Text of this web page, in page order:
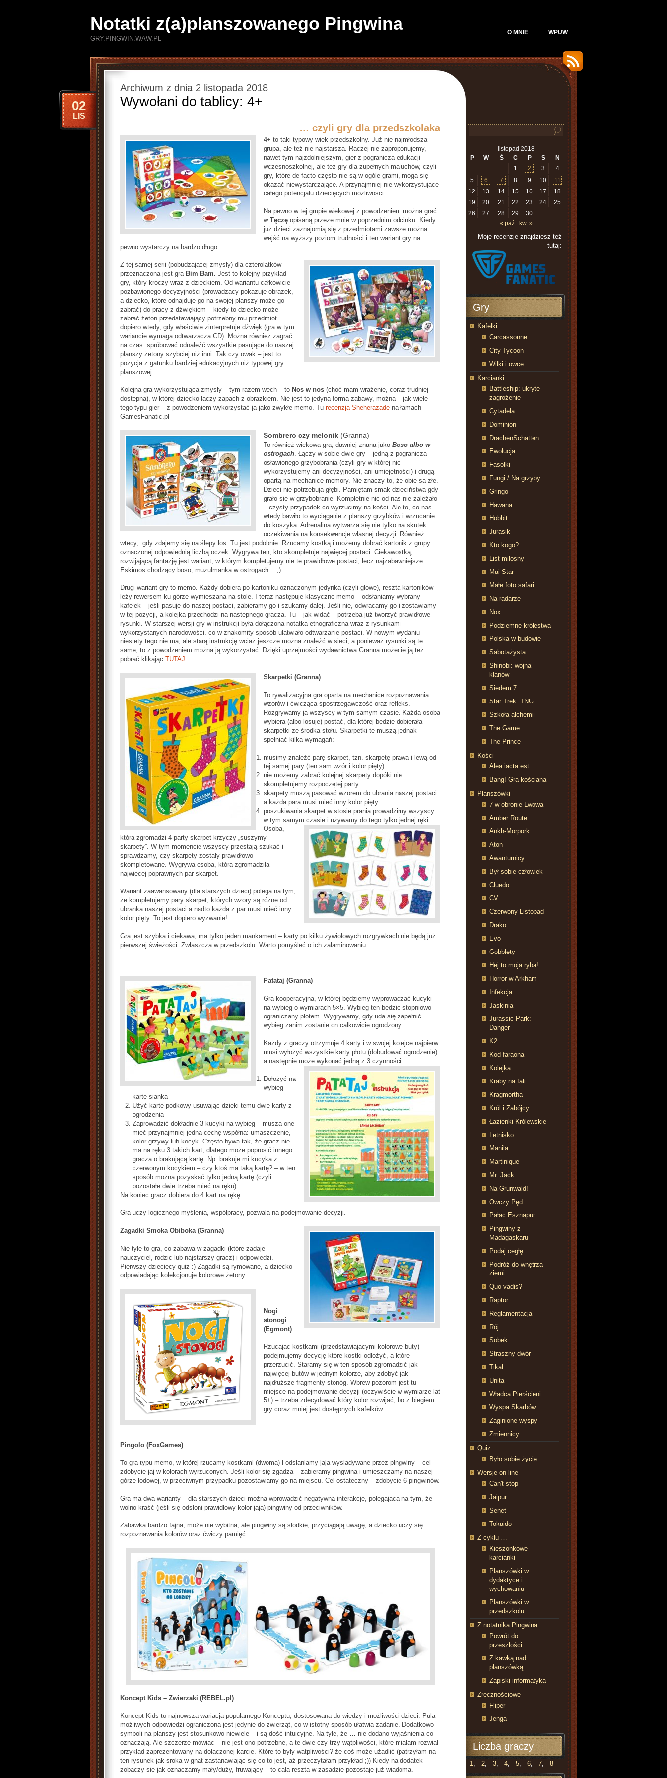
Notatki z(a)planszowanego Pingwina
GRY.PINGWIN.WAW.PL
O MNIE WPUW
Archiwum z dnia 2 listopada 2018
Wywołani do tablicy: 4+
02
LIS
… czyli gry dla przedszkolaka
4+ to taki typowy wiek przedszkolny. Już nie najmłodsza
grupa, ale też nie najstarsza. Raczej nie zaproponujemy,
nawet tym najzdolniejszym, gier z pogranicza edukacji
wczesnoszkolnej, ale też gry dla zupełnych maluchów, czyli
gry, które de facto często nie są w ogóle grami, mogą się
okazać niewystarczające. A przynajmniej nie wykorzystujące
całego potencjału dziecięcych możliwości.
Na pewno w tej grupie wiekowej z powodzeniem można grać
w Tęczę opisaną przeze mnie w poprzednim odcinku. Kiedy
już dzieci zaznajomią się z przedmiotami zawsze można
wejść na wyższy poziom trudności i ten wariant gry na
pewno wystarczy na bardzo długo.
Z tej samej serii (pobudzającej zmysły) dla czterolatków
przeznaczona jest gra Bim Bam. Jest to kolejny przykład
gry, który kroczy wraz z dzieckiem. Od wariantu całkowicie
pozbawionego decyzyjności (prowadzący pokazuje obrazek,
a dziecko, które odnajduje go na swojej planszy może go
zabrać) do pracy z dźwiękiem – kiedy to dziecko może
zabrać żeton przedstawiający potrzebny mu przedmiot
dopiero wtedy, gdy właściwie zinterpretuje dźwięk (gra w tym
wariancie wymaga odtwarzacza CD). Można również zagrać
na czas: spróbować odnaleźć wszystkie pasujące do naszej
planszy żetony szybciej niż inni. Tak czy owak – jest to
pozycja z gatunku bardziej edukacyjnych niż typowej gry
planszowej.
Kolejna gra wykorzystująca zmysły – tym razem węch – to Nos w nos (choć mam wrażenie, coraz trudniej
dostępna), w której dziecko łączy zapach z obrazkiem. Nie jest to jedyna forma zabawy, można – jak wiele
tego typu gier – z powodzeniem wykorzystać ją jako zwykłe memo. Tu recenzja Sheherazade na łamach
GamesFanatic.pl
Sombrero czy melonik (Granna)
To również wiekowa gra, dawniej znana jako Boso albo w
ostrogach. Łączy w sobie dwie gry – jedną z pogranicza
osławionego grzybobrania (czyli gry w której nie
wykorzystujemy ani decyzyjności, ani umiejętności) i drugą
opartą na mechanice memory. Nie znaczy to, że obie są złe.
Dzieci nie potrzebują głębi. Pamiętam smak dzieciństwa gdy
grało się w grzybobranie. Kompletnie nic od nas nie zależało
– czysty przypadek co wyrzucimy na kości. Ale to, co nas
wtedy bawiło to wyciąganie z planszy grzybków i wrzucanie
do koszyka. Adrenalina wytwarza się nie tylko na skutek
oczekiwania na konsekwencje własnej decyzji. Również
wtedy, gdy zdajemy się na ślepy los. Tu jest podobnie. Rzucamy kostką i możemy dobrać kartonik z grupy
oznaczonej odpowiednią liczbą oczek. Wygrywa ten, kto skompletuje najwięcej postaci. Ciekawostką,
rozwijającą fantazję jest wariant, w którym kompletujemy nie te prawidłowe postaci, lecz najzabawniejsze.
Eskimos chodzący boso, muzułmanka w ostrogach… ;)
Drugi wariant gry to memo. Każdy dobiera po kartoniku oznaczonym jedynką (czyli głowę), reszta kartoników
leży rewersem ku górze wymieszana na stole. I teraz następuje klasyczne memo – odsłaniamy wybrany
kafelek – jeśli pasuje do naszej postaci, zabieramy go i szukamy dalej. Jeśli nie, odwracamy go i zostawiamy
w tej pozycji, a kolejka przechodzi na następnego gracza. Tu – jak widać – potrzeba już tworzyć prawidłowe
rysunki. W starszej wersji gry w instrukcji była dołączona notatka etnograficzna wraz z rysunkami
wykorzystanych narodowości, co w znakomity sposób ułatwiało odtwarzanie postaci. W nowym wydaniu
niestety tego nie ma, ale starą instrukcję wciaż jeszcze można znaleźć w sieci, a ponieważ rysunki są te
same, to z powodzeniem można ją wykorzystać. Dzięki uprzejmości wydawnictwa Granna możecie ją też
pobrać klikając TUTAJ.
Skarpetki (Granna)
To rywalizacyjna gra oparta na mechanice rozpoznawania
wzorów i ćwicząca spostrzegawczość oraz refleks.
Rozgrywamy ją wszyscy w tym samym czasie. Każda osoba
wybiera (albo losuje) postać, dla której będzie dobierała
skarpetki ze środka stołu. Skarpetki te muszą jednak
spełniać kilka wymagań:
musimy znaleźć parę skarpet, tzn. skarpetę prawą i lewą od
tej samej pary (ten sam wzór i kolor pięty)
nie możemy zabrać kolejnej skarpety dopóki nie
skompletujemy rozpoczętej party
skarpety muszą pasować wzorem do ubrania naszej postaci
a każda para musi mieć inny kolor pięty
poszukiwania skarpet w stosie prania prowadzimy wszyscy
w tym samym czasie i używamy do tego tylko jednej ręki.
Osoba,
która zgromadzi 4 party skarpet krzyczy „suszymy
skarpety”. W tym momencie wszyscy przestają szukać i
sprawdzamy, czy skarpety zostały prawidłowo
skompletowane. Wygrywa osoba, która zgromadziła
najwięcej poprawnych par skarpet.
Wariant zaawansowany (dla starszych dzieci) polega na tym,
że kompletujemy pary skarpet, których wzory są różne od
ubranka naszej postaci a nadto każda z par musi mieć inny
kolor pięty. To jest dopiero wyzwanie!
Gra jest szybka i ciekawa, ma tylko jeden mankament – karty po kilku żywiołowych rozgrywkach nie będą już
pierwszej świeżości. Zwłaszcza w przedszkolu. Warto pomyśleć o ich zalaminowaniu.
Patataj (Granna)
Gra kooperacyjna, w której będziemy wyprowadzać kucyki
na wybieg o wymiarach 5×5. Wybieg ten będzie stopniowo
ograniczany płotem. Wygrywamy, gdy uda się zapełnić
wybieg zanim zostanie on całkowicie ogrodzony.
Każdy z graczy otrzymuje 4 karty i w swojej kolejce najpierw
musi wyłożyć wszystkie karty płotu (dobudować ogrodzenie)
a następnie może wykonać jedną z 3 czynności:
Dołożyć na
wybieg
kartę sianka
Użyć kartę podkowy usuwając dzięki temu dwie karty z
ogrodzenia
Zaprowadzić dokładnie 3 kucyki na wybieg – muszą one
mieć przynajmniej jedną cechę współną: umaszczenie,
kolor grzywy lub kocyk. Często bywa tak, że gracz nie
ma na ręku 3 takich kart, dlatego może poprosić innego
gracza o brakującą kartę. Np. brakuje mi kucyka z
czerwonym kocykiem – czy ktoś ma taką kartę? – w ten
sposób można pozyskać tylko jedną kartę (czyli
pozostałe dwie trzeba mieć na ręku).
Na koniec gracz dobiera do 4 kart na rękę
Gra uczy logicznego myślenia, współpracy, pozwala na podejmowanie decyzji.
Zagadki Smoka Obiboka (Granna)
Nie tyle to gra, co zabawa w zagadki (które zadaje
nauczyciel, rodzic lub najstarszy gracz) i odpowiedzi.
Pierwszy dziecięcy quiz :) Zagadki są rymowane, a dziecko
odpowiadając kolekcjonuje kolorowe żetony.
Nogi
stonogi
(Egmont)
Rzucając kostkami (przedstawiającymi kolorowe buty)
podejmujemy decycję które kostki odłożyć, a które
przerzucić. Staramy się w ten sposób zgromadzić jak
najwięcej butów w jednym kolorze, aby zdobyć jak
najdłuższe fragmenty stonóg. Wbrew pozorom jest tu
miejsce na podejmowanie decyzji (oczywiście w wymiarze lat
5+) – trzeba zdecydować który kolor rozwijać, bo z biegiem
gry coraz mniej jest dostępnych kafelków.
Pingolo (FoxGames)
To gra typu memo, w której rzucamy kostkami (dwoma) i odsłaniamy jaja wysiadywane przez pingwiny – cel
zdobycie jaj w kolorach wyrzuconych. Jeśli kolor się zgadza – zabieramy pingwina i umieszczamy na naszej
górze lodowej, w przeciwnym przypadku pozostawiamy go na miejscu. Cel ostateczny – zdobycie 6 pingwinów.
Gra ma dwa warianty – dla starszych dzieci można wprowadzić negatywną interakcję, polegającą na tym, że
wolno kraść (jeśli się odsłoni prawidłowy kolor jaja) pingwiny od przeciwników.
Zabawka bardzo fajna, może nie wybitna, ale pingwiny są słodkie, przyciągają uwagę, a dziecko uczy się
rozpoznawania kolorów oraz ćwiczy pamięć.
Koncept Kids – Zwierzaki (REBEL.pl)
Koncept Kids to najnowsza wariacja popularnego Konceptu, dostosowana do wiedzy i możliwości dzieci. Pula
możliwych odpowiedzi ograniczona jest jedynie do zwierząt, co w istotny sposób ułatwia zadanie. Dodatkowo
symboli na planszy jest stosunkowo niewiele – i są dość intuicyjne. Na tyle, że … nie dodano wyjaśnienia co
oznaczają. Ale szczerze mówiąc – nie jest ono potrzebne, a te dwie czy trzy wątpliwości, które miałam rozwiał
przykład zaprezentowany na dołączonej karcie. Które to były wątpliwości? że coś może użądlić (patrzyłam na
ten rysunek jak sroka w gnat zastanawiając się co to jest, aż przeczytałam przykład ;)) Kiedy na dodatek
zobaczy się jak oznaczamy mały/duży, fruwający – to cała reszta w zasadzie pozostaje już wiadoma.
listopad 2018
P
W Ś C P S
N
1
2 3
4
5
6 7 8 9 10
11
12
13 14 15 16 17
18
19
20 21 22 23 24
25
26
27 28 29
30
« paź
kw. »
Moje recenzje znajdziesz też
tutaj:
Gry
Kafelki
Carcassonne
City Tycoon
Wilki i owce
Karcianki
Battleship: ukryte
zagrożenie
Cytadela
Dominion
DrachenSchatten
Ewolucja
Fasolki
Fungi / Na grzyby
Gringo
Hawana
Hobbit
Jurasik
Kto kogo?
List miłosny
Mai-Star
Małe foto safari
Na radarze
Nox
Podziemne królestwa
Polska w budowie
Sabotażysta
Shinobi: wojna
klanów
Siedem 7
Star Trek: TNG
Szkoła alchemii
The Game
The Prince
Kości
Alea iacta est
Bang! Gra kościana
Planszówki
7 w obronie Lwowa
Amber Route
Ankh-Morpork
Aton
Awanturnicy
Był sobie człowiek
Cluedo
CV
Czerwony Listopad
Drako
Evo
Gobblety
Hej to moja ryba!
Horror w Arkham
Infekcja
Jaskinia
Jurassic Park:
Danger
K2
Kod faraona
Kolejka
Kraby na fali
Kragmortha
Król i Zabójcy
Łazienki Królewskie
Letnisko
Manila
Martinique
Mr. Jack
Na Grunwald!
Owczy Pęd
Pałac Esznapur
Pingwiny z
Madagaskaru
Podaj cegłę
Podróż do wnętrza
ziemi
Quo vadis?
Raptor
Reglamentacja
Rój
Sobek
Straszny dwór
Tikal
Unita
Władca Pierścieni
Wyspa Skarbów
Zaginione wyspy
Zmiennicy
Quiz
Było sobie życie
Wersje on-line
Can't stop
Jaipur
Senet
Tokaido
Z cyklu …
Kieszonkowe
karcianki
Planszówki w
dydaktyce i
wychowaniu
Planszówki w
przedszkolu
Z notatnika Pingwina
Powrót do
przeszłości
Z kawką nad
planszówką
Zapiski informatyka
Zręcznościowe
Fliper
Jenga
Liczba graczy
1, 2, 3, 4, 5, 6, 7, 8